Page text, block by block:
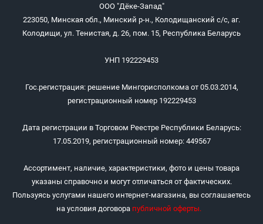
ООО "Дёке-Запад"
223050, Минская обл., Минский р-н., Колодищанский с/с, аг.
Колодищи, ул. Тенистая, д. 26, пом. 15, Республика Беларусь
УНП 192229453
Гос.регистрация: решение Мингорисполкома от 05.03.2014,
регистрационный номер 192229453
Дата регистрации в Торговом Реестре Республики Беларусь:
17.05.2019, регистрационный номер: 449567
Ассортимент, наличие, характеристики, фото и цены товара
указаны справочно и могут отличаться от фактических.
Пользуясь услугами нашего интернет-магазина, вы соглашаетесь
на условия договора публичной оферты.